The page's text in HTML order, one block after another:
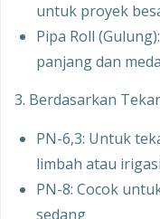
untuk proyek
Pipa Roll
panjang dan
3. Berdasarkan
PN-6,3: Untuk
limbah atau
PN-8: Cocok
sedang